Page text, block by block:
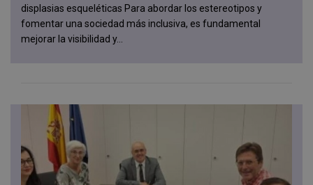
displasias esqueléticas Para abordar los estereotipos y
fomentar una sociedad más inclusiva, es fundamental
mejorar la visibilidad y...